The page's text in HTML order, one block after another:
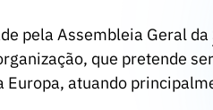
pela Assembleia Geral da
que pretende
Europa, atuando